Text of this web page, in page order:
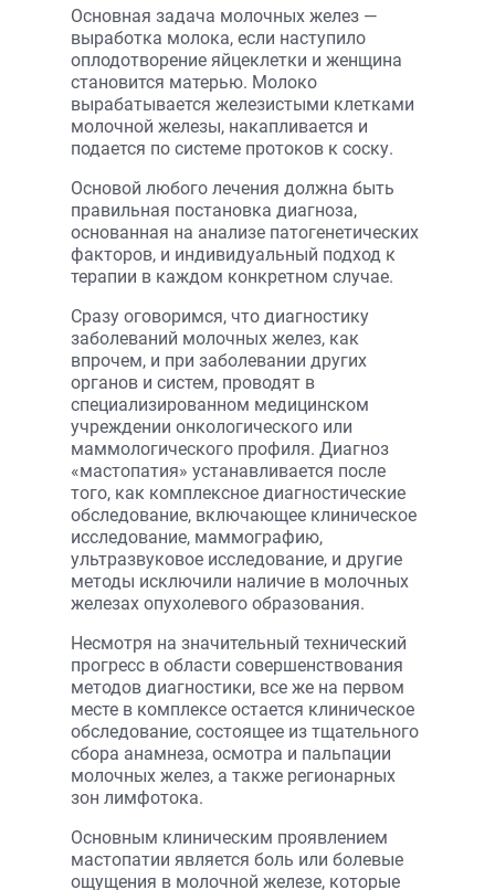
Основная задача молочных желез —
выработка молока, если наступило
оплодотворение яйцеклетки и женщина
становится матерью. Молоко
вырабатывается железистыми клетками
молочной железы, накапливается и
подается по системе протоков к соску.
Основой любого лечения должна быть
правильная постановка диагноза,
основанная на анализе патогенетических
факторов, и индивидуальный подход к
терапии в каждом конкретном случае.
Сразу оговоримся, что диагностику
заболеваний молочных желез, как
впрочем, и при заболевании других
органов и систем, проводят в
специализированном медицинском
учреждении онкологического или
маммологического профиля. Диагноз
«мастопатия» устанавливается после
того, как комплексное диагностические
обследование, включающее клиническое
исследование, маммографию,
ультразвуковое исследование, и другие
методы исключили наличие в молочных
железах опухолевого образования.
Несмотря на значительный технический
прогресс в области совершенствования
методов диагностики, все же на первом
месте в комплексе остается клиническое
обследование, состоящее из тщательного
сбора анамнеза, осмотра и пальпации
молочных желез, а также регионарных
зон лимфотока.
Основным клиническим проявлением
мастопатии является боль или болевые
ощущения в молочной железе, которые